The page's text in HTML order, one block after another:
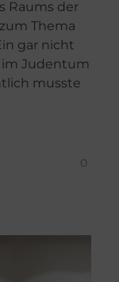
Raums der
Thema
gar nicht
im Judentum
musste
0